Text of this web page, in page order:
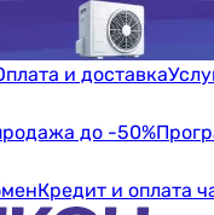
и доставка
до -50%
Кредит и оплата